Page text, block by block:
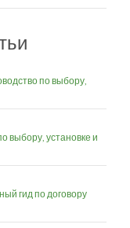
по выбору,
выбору, установке и
гид по договору